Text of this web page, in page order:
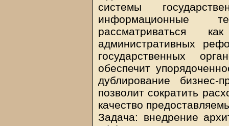
системы
информационные
рассматриваться
административных
государственных
обеспечит
дублирование
позволит сократить
качество
Задача: внедрение